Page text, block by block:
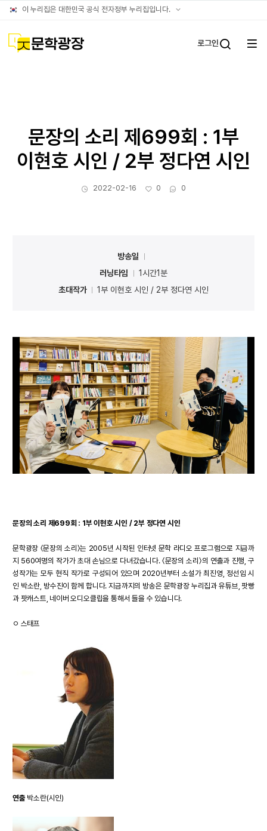
이 누리집은 대한민국 공식 전자정부 누리집입니다. 공식
문학광장 로그인
전체
문장의 소리 제699회 : 1부
이현호 시인 / 2부 정다연 시인
작성일
2022-02-16 좋아요
0 댓글수
0
방송일
러닝타임
1시간1분
초대작가
1부 이현호 시인 / 2부 정다연 시인
문장의 소리 제699회 : 1부 이현호 시인 / 2부 정다연 시인
문학광장 〈문장의 소리〉는 2005년 시작된 인터넷 문학 라디오 프로그램으로 지금까
지 560여명의 작가가 초대 손님으로 다녀갔습니다. 〈문장의 소리〉의 연출과 진행, 구
성작가는 모두 현직 작가로 구성되어 있으며 2020년부터 소설가 최진영, 정선임 시
인 박소란, 방수진이 함께 합니다. 지금까지의 방송은 문학광장 누리집과유튜브 ,팟빵
과 팟캐스트, 네이버 오디오클립을 통해서 들을 수 있습니다.
ㅇ 스태프
연출박소란(시인)